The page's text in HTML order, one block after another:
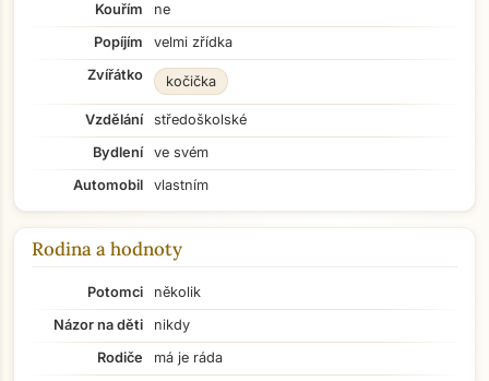
Kouřím
ne
Popíjím
velmi zřídka
Zvířátko
kočička
Vzdělání
středoškolské
Bydlení
ve svém
Automobil
vlastním
Rodina a hodnoty
Potomci
několik
Názor na děti
nikdy
Rodiče
má je ráda